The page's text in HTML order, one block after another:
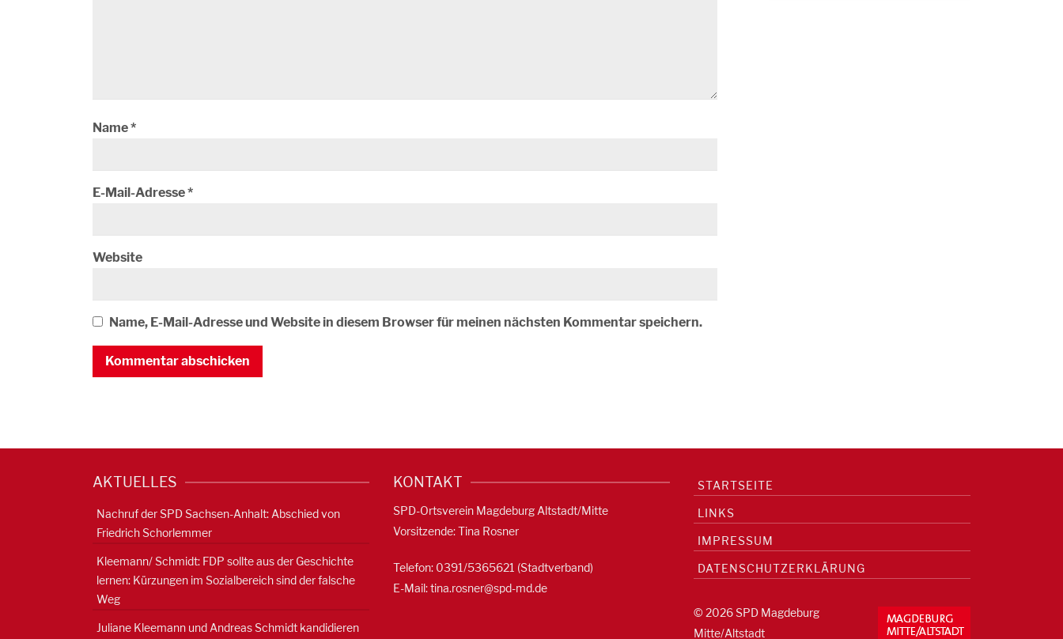
Name*
E-Mail-Adresse*
Website
Name, E-Mail-Adresse und Website in diesem Browser für meinen nächsten Kommentar speichern.
AKTUELLES
Nachruf der SPD Sachsen-Anhalt: Abschied von
Friedrich Schorlemmer
Kleemann/ Schmidt: FDP sollte aus der Geschichte
lernen: Kürzungen im Sozialbereich sind der falsche
Weg
Juliane Kleemann und Andreas Schmidt kandidieren
KONTAKT
SPD-Ortsverein Magdeburg Altstadt/Mitte
Vorsitzende: Tina Rosner
Telefon: 0391/5365621 (Stadtverband)
E-Mail:tina.rosner@spd-md.de
STARTSEITE
LINKS
IMPRESSUM
DATENSCHUTZERKLÄRUNG
© 2026 SPD Magdeburg
Mitte/Altstadt